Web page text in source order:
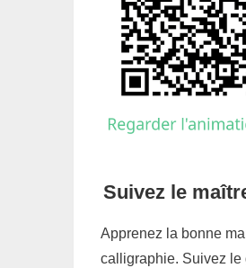
Suivez le
Apprenez la bonne
calligraphie. Suivez le